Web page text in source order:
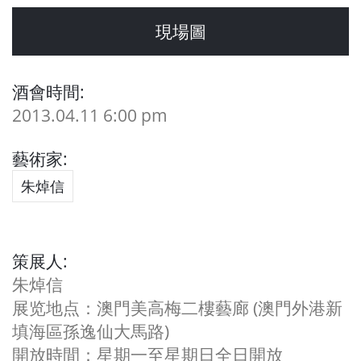
現場圖
酒會時間:
2013.04.11 6:00 pm
藝術家:
朱焯信
策展人:
朱焯信
展览地点：澳門美高梅二樓藝廊 (澳門外港新
填海區孫逸仙大馬路)
開放時間：星期一至星期日全日開放